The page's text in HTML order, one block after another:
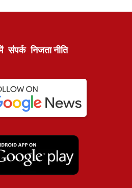
संपर्क निजता नीति